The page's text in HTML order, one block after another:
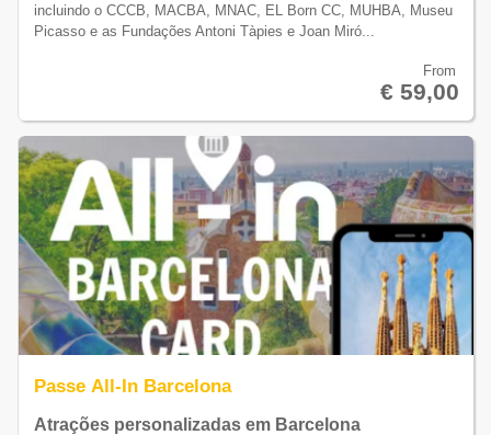
incluindo o CCCB, MACBA, MNAC, EL Born CC, MUHBA, Museu
Picasso e as Fundações Antoni Tàpies e Joan Miró...
From
€ 59,00
Passe All-In Barcelona
Atrações personalizadas em Barcelona